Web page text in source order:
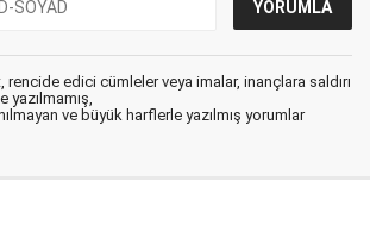
rencide edici cümleler veya imalar, inançlara saldırı
yazılmamış,
ve büyük harflerle yazılmış yorumlar